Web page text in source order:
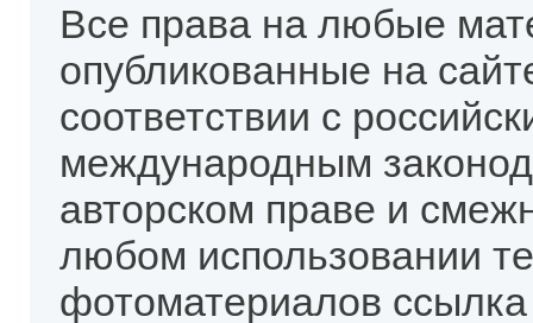
Все права на любые
опубликованные на
соответствии с
международным
авторском праве и
любом использовании
фотоматериалов